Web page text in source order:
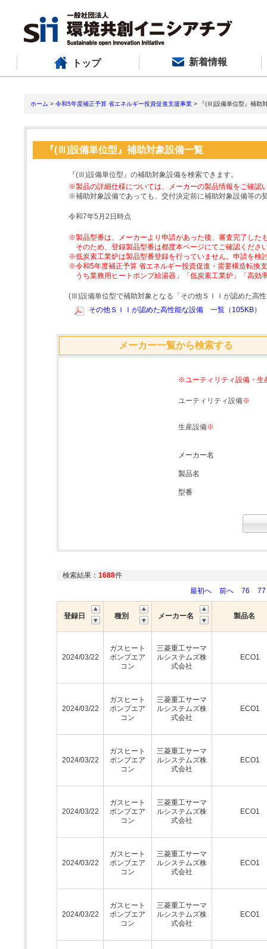
トップ 新着情報
ホーム > 令和5年度補正予算 省エネルギー投資促進支援事業 > 『(Ⅲ)設備単位型』補助
『(Ⅲ)設備単位型』補助対象設備一覧
『(Ⅲ)設備単位型』の補助対象設備を検索できます。
※製品の詳細仕様については、メーカーの製品情報をご確認
※補助対象設備であっても、交付決定前に補助対象設備等の
令和7年5月2日時点
※製品型番は、メーカーより申請があった後、審査完了した
そのため、登録製品型番は都度本ページにてご確認くださ
※低炭素工業炉は製品型番登録を行っていません。申請を検
※令和5年度補正予算 省エネルギー投資促進・需要構造転換
うち業務用ヒートポンプ給湯器」「低炭素工業炉」「高
(Ⅲ)設備単位型で補助対象となる「その他ＳＩＩが認めた高
その他ＳＩＩが認めた高性能な設備 一覧（105KB）
メーカー一覧から検索する
※ユーティリティ設備・生
ユーティリティ設備※
生産設備※
メーカー名
製品名
型番
検索結果： 1688件
最初へ
前へ 76 77
登録日 種別 メーカー名 製品名
2024/03/22
ガスヒート
ポンプエア
コン
三菱重工サーマ
ルシステムズ株
式会社
ECO1
2024/03/22
ガスヒート
ポンプエア
コン
三菱重工サーマ
ルシステムズ株
式会社
ECO1
2024/03/22
ガスヒート
ポンプエア
コン
三菱重工サーマ
ルシステムズ株
式会社
ECO1
2024/03/22
ガスヒート
ポンプエア
コン
三菱重工サーマ
ルシステムズ株
式会社
ECO1
2024/03/22
ガスヒート
ポンプエア
コン
三菱重工サーマ
ルシステムズ株
式会社
ECO1
2024/03/22
ガスヒート
ポンプエア
コン
三菱重工サーマ
ルシステムズ株
式会社
ECO1